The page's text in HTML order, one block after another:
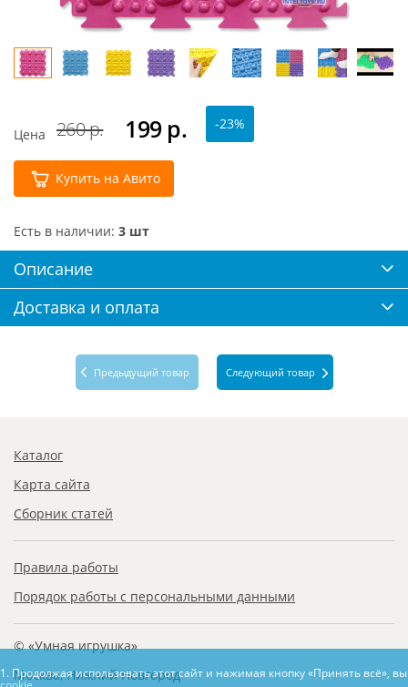
Цена 260 р. 199 р. -23%
Купить на Авито
Есть в наличии: 3 шт
Описание
Доставка и оплата
Предыдущий товар Следующий товар
Каталог
Карта сайта
Сборник статей
Правила работы
Порядок работы с персональными данными
© «Умная игрушка»
Москва, Нижний Новгород
1. Продолжая использовать этот сайт и нажимая кнопку «Принять всё»,